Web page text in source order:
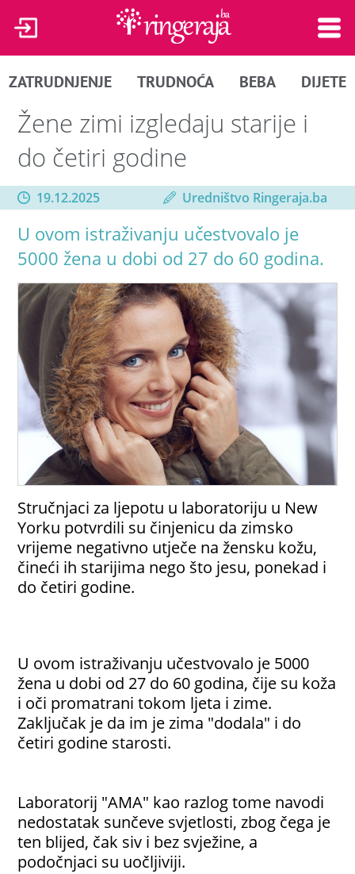
ZATRUDNJENJE TRUDNOĆA BEBA DIJETE
Žene zimi izgledaju starije i
do četiri godine
19.12.2025 Uredništvo Ringeraja.ba
U ovom istraživanju učestvovalo je
5000 žena u dobi od 27 do 60 godina.
Stručnjaci za ljepotu u laboratoriju u New
Yorku potvrdili su činjenicu da zimsko
vrijeme negativno utječe na žensku kožu,
čineći ih starijima nego što jesu, ponekad i
do četiri godine.
U ovom istraživanju učestvovalo je 5000
žena u dobi od 27 do 60 godina, čije su koža
i oči promatrani tokom ljeta i zime.
Zaključak je da im je zima "dodala" i do
četiri godine starosti.
Laboratorij "AMA" kao razlog tome navodi
nedostatak sunčeve svjetlosti, zbog čega je
ten blijed, čak siv i bez svježine, a
podočnjaci su uočljiviji.